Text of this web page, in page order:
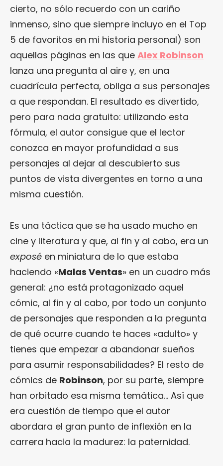
cierto, no sólo recuerdo con un cariño
inmenso, sino que siempre incluyo en el Top
5 de favoritos en mi historia personal) son
aquellas páginas en las que Alex Robinson
lanza una pregunta al aire y, en una
cuadrícula perfecta, obliga a sus personajes
a que respondan. El resultado es divertido,
pero para nada gratuito: utilizando esta
fórmula, el autor consigue que el lector
conozca en mayor profundidad a sus
personajes al dejar al descubierto sus
puntos de vista divergentes en torno a una
misma cuestión.
Es una táctica que se ha usado mucho en
cine y literatura y que, al fin y al cabo, era un
exposé en miniatura de lo que estaba
haciendo «Malas Ventas» en un cuadro más
general: ¿no está protagonizado aquel
cómic, al fin y al cabo, por todo un conjunto
de personajes que responden a la pregunta
de qué ocurre cuando te haces «adulto» y
tienes que empezar a abandonar sueños
para asumir responsabilidades? El resto de
cómics de Robinson, por su parte, siempre
han orbitado esa misma temática… Así que
era cuestión de tiempo que el autor
abordara el gran punto de inflexión en la
carrera hacia la madurez: la paternidad.